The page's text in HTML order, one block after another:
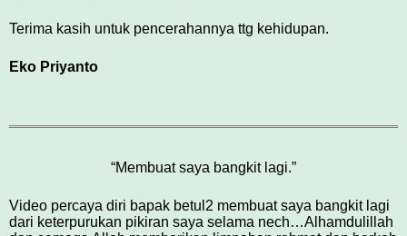
Terima kasih untuk pencerahannya ttg kehidupan.
Eko Priyanto
“Membuat saya bangkit lagi.”
Video percaya diri bapak betul2 membuat saya bangkit lagi
dari keterpurukan pikiran saya selama nech…Alhamdulillah